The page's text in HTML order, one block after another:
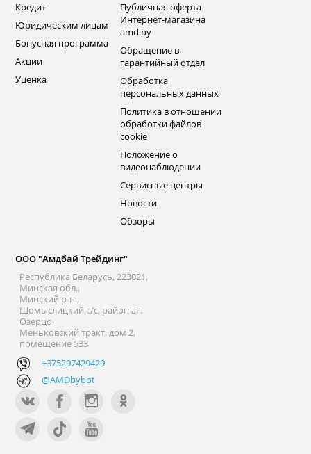
Кредит
Юридическим лицам
Бонусная программа
Акции
Уценка
Публичная оферта
Интернет-магазина
amd.by
Обращение в
гарантийный отдел
Обработка
персональных данных
Политика в отношении
обработки файлов
cookie
Положение о
видеонаблюдении
Сервисные центры
Новости
Обзоры
ООО "Амдбай Трейдинг"
Республика Беларусь, 223021,
Минская обл.,
Минский р-н.,
Щомыслицкий с/с, район аг.
Озерцо,
Меньковский тракт, дом 2,
помещение 533
+375297429429
@AMDbybot